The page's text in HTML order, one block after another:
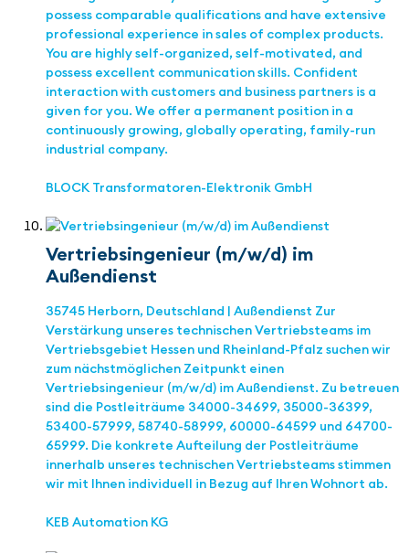
possess comparable qualifications and have extensive
professional experience in sales of complex products.
You are highly self-organized, self-motivated, and
possess excellent communication skills. Confident
interaction with customers and business partners is a
given for you. We offer a permanent position in a
continuously growing, globally operating, family-run
industrial company.
BLOCK Transformatoren-Elektronik GmbH
Vertriebsingenieur (m/w/d) im
Außendienst
35745 Herborn, Deutschland | Außendienst Zur
Verstärkung unseres technischen Vertriebsteams im
Vertriebsgebiet Hessen und Rheinland-Pfalz suchen wir
zum nächstmöglichen Zeitpunkt einen
Vertriebsingenieur (m/w/d) im Außendienst. Zu betreuen
sind die Postleiträume 34000-34699, 35000-36399,
53400-57999, 58740-58999, 60000-64599 und 64700-
65999. Die konkrete Aufteilung der Postleiträume
innerhalb unseres technischen Vertriebsteams stimmen
wir mit Ihnen individuell in Bezug auf Ihren Wohnort ab.
KEB Automation KG